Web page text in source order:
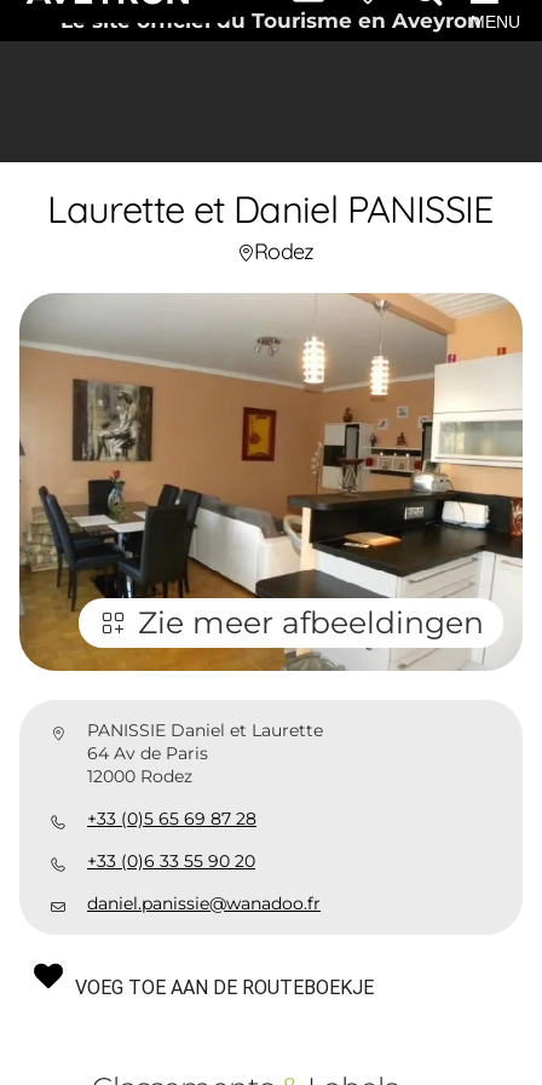
Le site officiel du Tourisme en AveyronMENU
Laurette et Daniel PANISSIE
Rodez
Zie meer afbeeldingen
PANISSIE Daniel et Laurette
64 Av de Paris
12000 Rodez
+33 (0)5 65 69 87 28
+33 (0)6 33 55 90 20
daniel.panissie@wanadoo.fr
VOEG TOE AAN DE ROUTEBOEKJE